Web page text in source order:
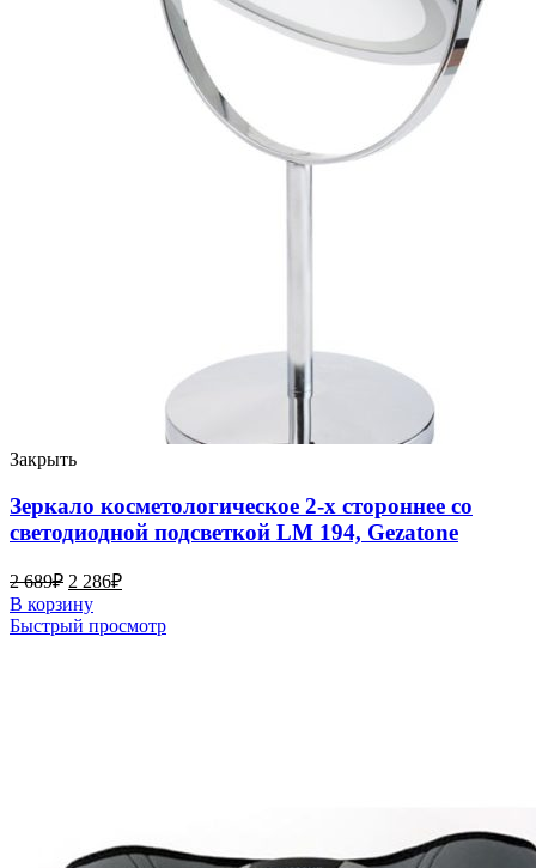
Закрыть
Зеркало косметологическое 2-х стороннее со
светодиодной подсветкой LM 194, Gezatone
2 689₽ 2 286₽
В корзину
Быстрый просмотр